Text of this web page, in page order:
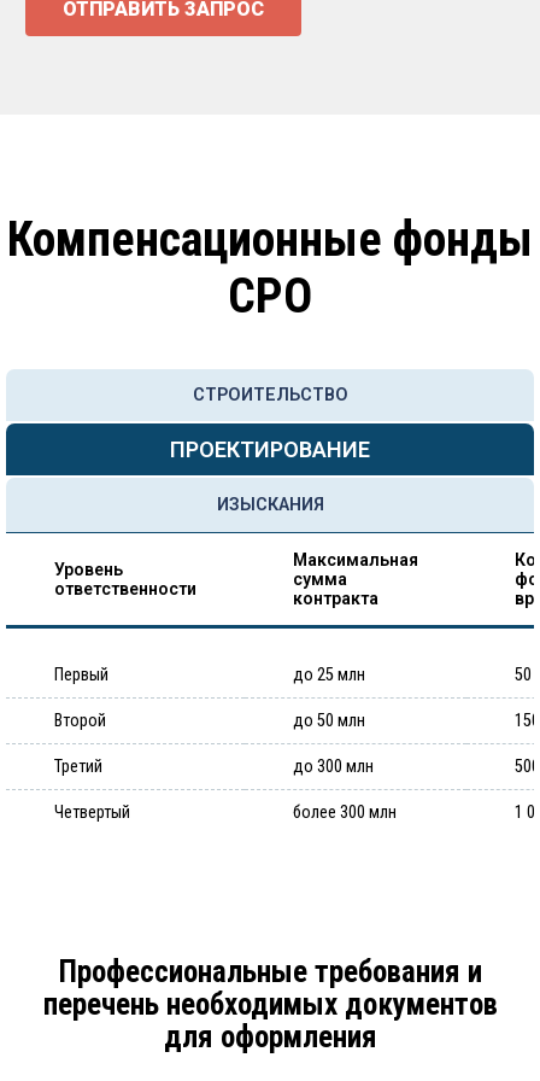
ОТПРАВИТЬ ЗАПРОС
Компенсационные фонды
СРО
СТРОИТЕЛЬСТВО
ПРОЕКТИРОВАНИЕ
ИЗЫСКАНИЯ
Уровень
ответственности
Максимальная
сумма
контракта
Первый до 25 млн 50
Второй до 50 млн
Третий до 300 млн
Четвертый более 300 млн 1
Профессиональные требования и
перечень необходимых документов
для оформления